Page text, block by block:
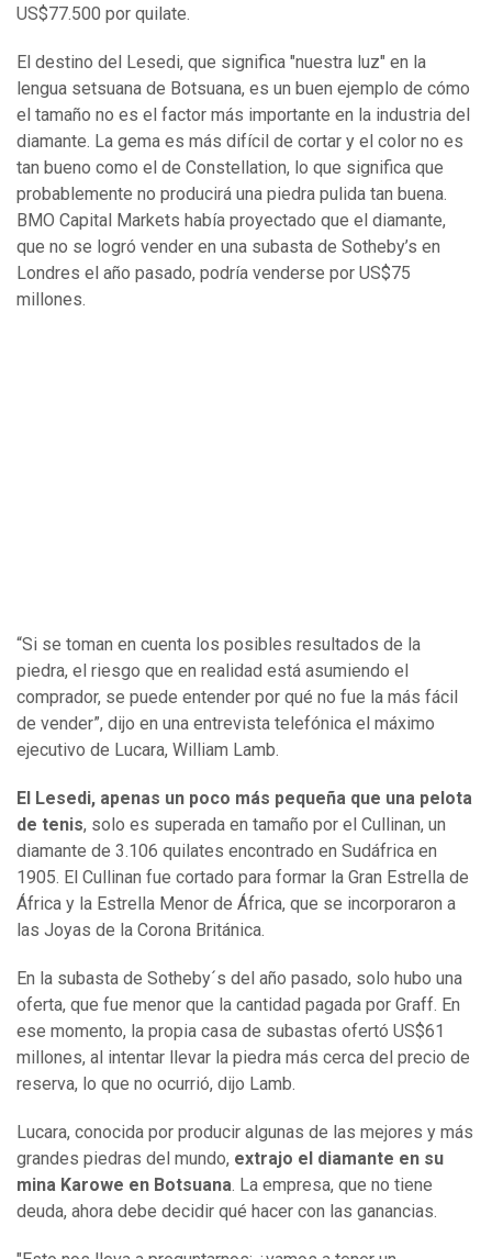
US$77.500 por quilate.
El destino del Lesedi, que significa "nuestra luz" en la
lengua setsuana de Botsuana, es un buen ejemplo de cómo
el tamaño no es el factor más importante en la industria del
diamante. La gema es más difícil de cortar y el color no es
tan bueno como el de Constellation, lo que significa que
probablemente no producirá una piedra pulida tan buena.
BMO Capital Markets había proyectado que el diamante,
que no se logró vender en una subasta de Sotheby’s en
Londres el año pasado, podría venderse por US$75
millones.
“Si se toman en cuenta los posibles resultados de la
piedra, el riesgo que en realidad está asumiendo el
comprador, se puede entender por qué no fue la más fácil
de vender”, dijo en una entrevista telefónica el máximo
ejecutivo de Lucara, William Lamb.
El Lesedi, apenas un poco más pequeña que una pelota
de tenis, solo es superada en tamaño por el Cullinan, un
diamante de 3.106 quilates encontrado en Sudáfrica en
1905. El Cullinan fue cortado para formar la Gran Estrella de
África y la Estrella Menor de África, que se incorporaron a
las Joyas de la Corona Británica.
En la subasta de Sotheby´s del año pasado, solo hubo una
oferta, que fue menor que la cantidad pagada por Graff. En
ese momento, la propia casa de subastas ofertó US$61
millones, al intentar llevar la piedra más cerca del precio de
reserva, lo que no ocurrió, dijo Lamb.
Lucara, conocida por producir algunas de las mejores y más
grandes piedras del mundo, extrajo el diamante en su
mina Karowe en Botsuana. La empresa, que no tiene
deuda, ahora debe decidir qué hacer con las ganancias.